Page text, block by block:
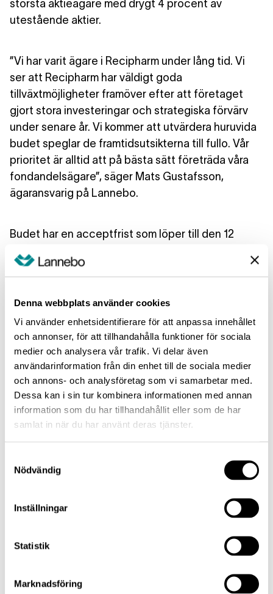
Denna webbplats använder cookies
Vi använder enhetsidentifierare för att anpassa innehållet
och annonser, för att tillhandahålla funktioner för sociala
medier och analysera vår trafik. Vi delar även
användarinformation från din enhet till de sociala medier
och annons- och analysföretag som vi samarbetar med.
Dessa kan i sin tur kombinera informationen med annan
information som du har tillhandahållit eller som de har
samlat in när du har använt deras tjänster.
Nödvändig
Inställningar
Statistik
Marknadsföring
största aktieägare med drygt 4 procent av
utestående aktier.
”Vi har varit ägare i Recipharm under lång tid. Vi
ser att Recipharm har väldigt goda
tillväxtmöjligheter framöver efter att företaget
gjort stora investeringar och strategiska förvärv
under senare år. Vi kommer att utvärdera huruvida
budet speglar de framtidsutsikterna till fullo. Vår
prioritet är alltid att på bästa sätt företräda våra
fondandelsägare”, säger Mats Gustafsson,
ägaransvarig på Lannebo.
Budet har en acceptfrist som löper till den 12
februari 2021.
bolag med goda framtidsutsikter i en intressant
bransch. Vi noterar även att Recipharm kommer att
hinna offentliggöra ett bokslut under
acceptfristen vilket givetvis kan komma att
påverka hur vi ställer oss till budet”, säger Mats
Gustafsson.
via vårt nyhetsbrev. Håll dig uppdaterad om
veckokommentaren.